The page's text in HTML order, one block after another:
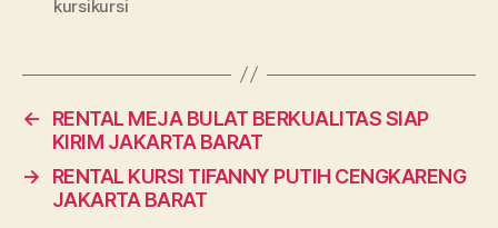
kursikursi
←
RENTAL MEJA BULAT BERKUALITAS SIAP
KIRIM JAKARTA BARAT
→
RENTAL KURSI TIFANNY PUTIH CENGKARENG
JAKARTA BARAT